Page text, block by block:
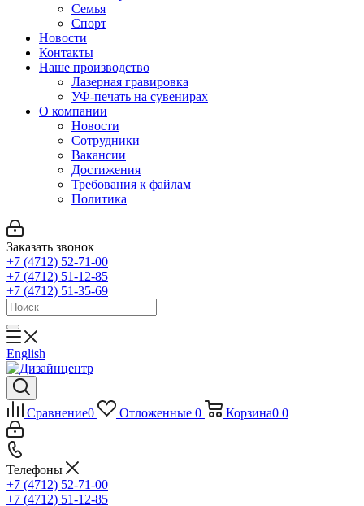
Семья
Спорт
Новости
Контакты
Наше производство
Лазерная гравировка
УФ-печать на сувенирах
О компании
Новости
Сотрудники
Вакансии
Достижения
Требования к файлам
Политика
Заказать звонок
+7 (4712) 52-71-00
+7 (4712) 51-12-85
+7 (4712) 51-35-69
English
Сравнение0 Отложенные 0 Корзина0 0
Телефоны
+7 (4712) 52-71-00
+7 (4712) 51-12-85